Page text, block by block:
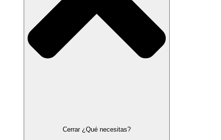
Cerrar ¿Qué necesitas?